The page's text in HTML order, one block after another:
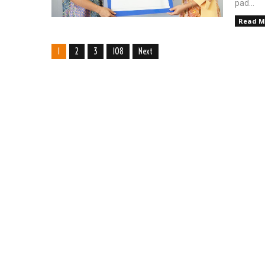
pad...
Read
1 2 3 108 Next